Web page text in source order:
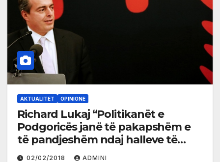
AKTUALITET OPINIONE
Richard Lukaj “Politikanët e
Podgoricës janë të pakapshëm e
të pandjeshëm ndaj halleve të
popullit shqiptar”
02/02/2018 ADMINI